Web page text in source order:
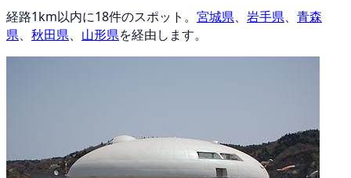
経路1km以内に18件のスポット。 宮城県、 岩手県、 青森
県、 秋田県、 山形県を経由します。